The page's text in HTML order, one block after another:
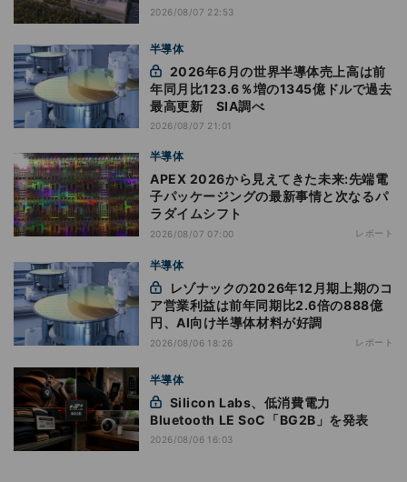
2026/08/07 22:53
半導体
年同月比123.6％増の1345億ドルで過去
最高更新 SIA調べ
2026/08/07 21:01
半導体
APEX 2026から見えてきた未来:先端電
子パッケージングの最新事情と次なるパ
ラダイムシフト
2026/08/07 07:00 レポート
半導体
ア営業利益は前年同期比2.6倍の888億
円、AI向け半導体材料が好調
2026/08/06 18:26 レポート
半導体
Bluetooth LE SoC「BG2B」を発表
2026/08/06 16:03